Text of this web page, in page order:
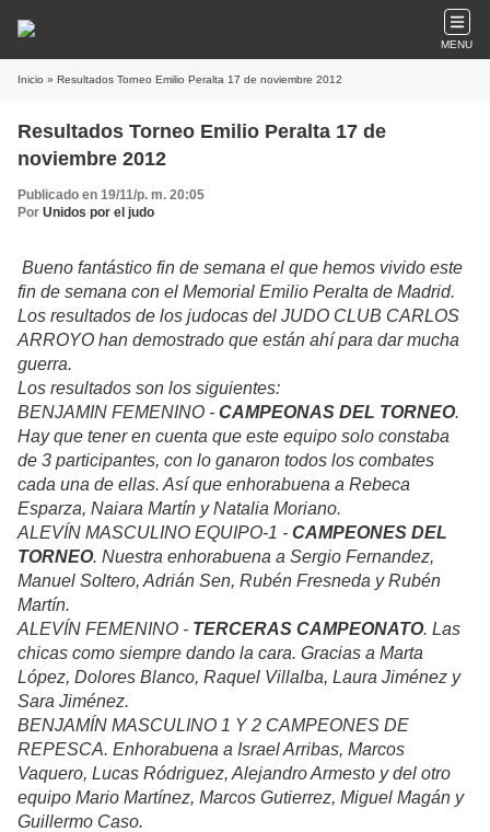
MENU
Inicio » Resultados Torneo Emilio Peralta 17 de noviembre 2012
Resultados Torneo Emilio Peralta 17 de
noviembre 2012
Publicado en 19/11/p. m. 20:05
Por Unidos por el judo
Bueno fantástico fin de semana el que hemos vivido este
fin de semana con el Memorial Emilio Peralta de Madrid.
Los resultados de los judocas del JUDO CLUB CARLOS
ARROYO han demostrado que están ahí para dar mucha
guerra.
Los resultados son los siguientes:
BENJAMIN FEMENINO - CAMPEONAS DEL TORNEO.
Hay que tener en cuenta que este equipo solo constaba
de 3 participantes, con lo ganaron todos los combates
cada una de ellas. Así que enhorabuena a Rebeca
Esparza, Naiara Martín y Natalia Moriano.
ALEVÍN MASCULINO EQUIPO-1 - CAMPEONES DEL
TORNEO. Nuestra enhorabuena a Sergio Fernandez,
Manuel Soltero, Adrián Sen, Rubén Fresneda y Rubén
Martín.
ALEVÍN FEMENINO - TERCERAS CAMPEONATO. Las
chicas como siempre dando la cara. Gracias a Marta
López, Dolores Blanco, Raquel Villalba, Laura Jiménez y
Sara Jiménez.
BENJAMÍN MASCULINO 1 Y 2 CAMPEONES DE
REPESCA. Enhorabuena a Israel Arribas, Marcos
Vaquero, Lucas Ródriguez, Alejandro Armesto y del otro
equipo Mario Martínez, Marcos Gutierrez, Miguel Magán y
Guillermo Caso.